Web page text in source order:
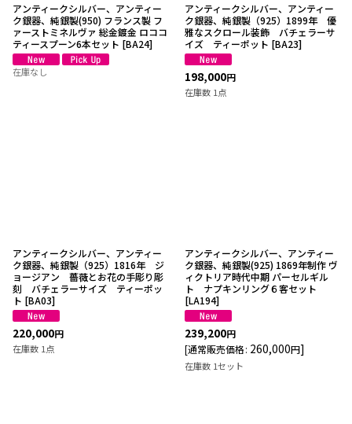
アンティークシルバー、アンティー
ク銀器、純銀製(950) フランス製 フ
ァーストミネルヴァ 総金鍍金 ロココ
ティースプーン6本セット [BA24]
在庫なし
アンティークシルバー、アンティー
ク銀器、純銀製（925）1899年 優
雅なスクロール装飾 バチェラーサ
イズ ティーポット [BA23]
198,000円
在庫数 1点
アンティークシルバー、アンティー
ク銀器、純銀製（925）1816年 ジ
ョージアン 薔薇とお花の手彫り彫
刻 バチェラーサイズ ティーポッ
ト [BA03]
220,000円
在庫数 1点
アンティークシルバー、アンティー
ク銀器、純銀製(925) 1869年制作 ヴ
ィクトリア時代中期 パーセルギル
ト ナプキンリング６客セット
[LA194]
239,200円
[通常販売価格: 260,000円]
在庫数 1セット